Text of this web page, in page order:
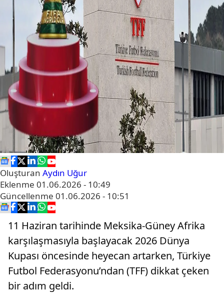
Oluşturan Aydın Uğur
Eklenme 01.06.2026 - 10:49
Güncellenme 01.06.2026 - 10:51
11 Haziran tarihinde Meksika-Güney Afrika
karşılaşmasıyla başlayacak 2026 Dünya
Kupası öncesinde heyecan artarken, Türkiye
Futbol Federasyonu’ndan (TFF) dikkat çeken
bir adım geldi.